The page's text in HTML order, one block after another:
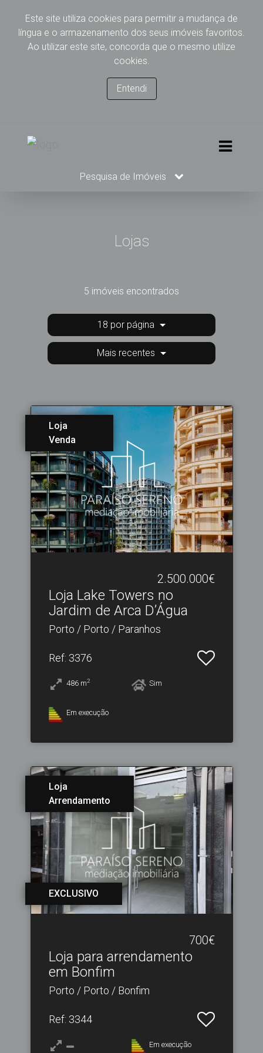
Este site utiliza cookies para permitir a mudança de
língua e o armazenamento dos seus imóveis favoritos.
Ao utilizar este site, concorda que o mesmo utilize
cookies.
Entendi
Pesquisa de Imóveis
Lojas
5 imóveis encontrados
18 por página
Mais recentes
Loja
Venda
2.500.000€
Loja Lake Towers no
Jardim de Arca D’Água
Porto / Porto / Paranhos
Ref: 3376
486 m2 Sim
Em execução
Loja
Arrendamento
EXCLUSIVO
700€
Loja para arrendamento
em Bonfim
Porto / Porto / Bonfim
Ref: 3344
Em execução